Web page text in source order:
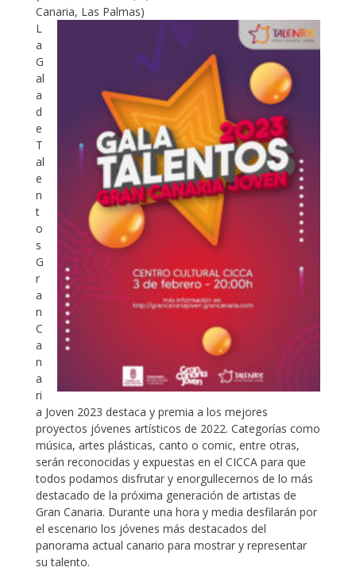
Canaria, Las Palmas)
L
a
G
al
a
d
e
T
al
e
n
t
o
s
G
r
a
n
C
a
n
a
ri
a Joven 2023 destaca y premia a los mejores
proyectos jóvenes artísticos de 2022. Categorías como
música, artes plásticas, canto o comic, entre otras,
serán reconocidas y expuestas en el CICCA para que
todos podamos disfrutar y enorgullecernos de lo más
destacado de la próxima generación de artistas de
Gran Canaria. Durante una hora y media desfilarán por
el escenario los jóvenes más destacados del
panorama actual canario para mostrar y representar
su talento.